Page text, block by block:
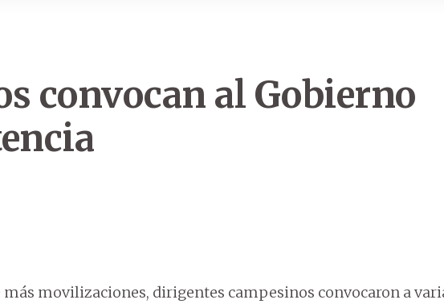
convocan al Gobierno
más movilizaciones, dirigentes campesinos convocaron a